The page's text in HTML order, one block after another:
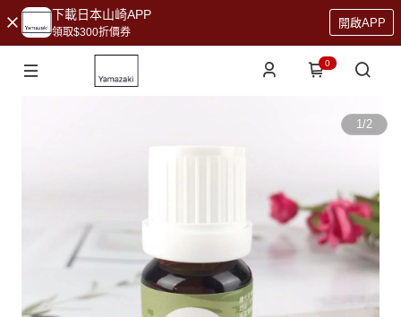
下載日本山崎APP
領取$300折價券
開啟APP
0
1/2